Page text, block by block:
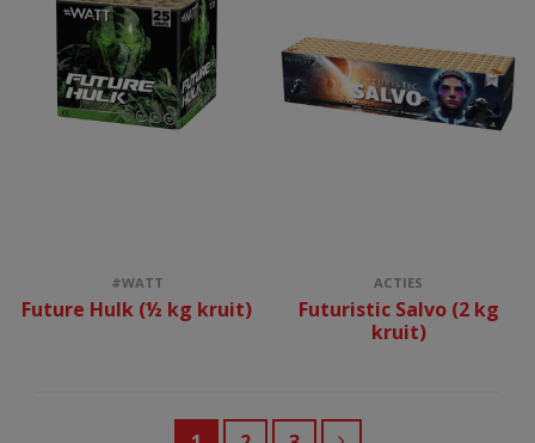
#WATT
Future Hulk (½ kg kruit)
ACTIES
Futuristic Salvo (2 kg
kruit)